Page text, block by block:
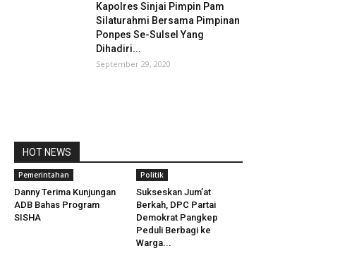
Kapolres Sinjai Pimpin Pam
Silaturahmi Bersama Pimpinan
Ponpes Se-Sulsel Yang
Dihadiri...
September 29, 2020
HOT NEWS
Pemerintahan
Danny Terima Kunjungan
ADB Bahas Program
SISHA
Politik
Sukseskan Jum’at
Berkah, DPC Partai
Demokrat Pangkep
Peduli Berbagi ke
Warga...